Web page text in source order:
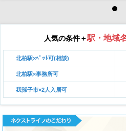
人気の条件＋駅・地域
北柏駅×ﾍﾟｯﾄ可(相談)
北柏駅×事務所可
我孫子市×2人入居可